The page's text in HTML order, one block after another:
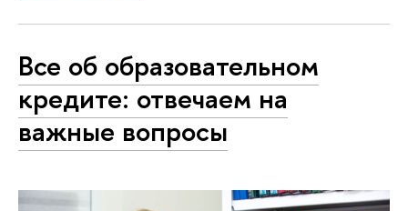
Все об образовательном
кредите: отвечаем на
важные вопросы